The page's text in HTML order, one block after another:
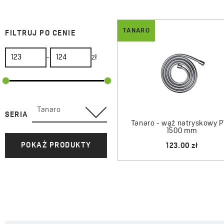
FILTRUJ PO CENIE
- zł
SERIA
Tanaro
POKAŻ PRODUKTY
TANARO
Tanaro - wąż natryskowy
1500 mm
123.00 zł